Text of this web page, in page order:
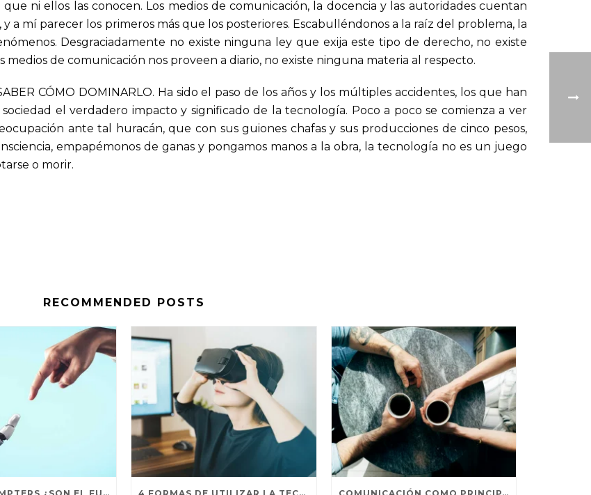
ni ellos las conocen. Los medios de comunicación, la docencia y las autoridades cuentan
a mí parecer los primeros más que los posteriores. Escabulléndonos a la raíz del problema, la
Desgraciadamente no existe ninguna ley que exija este tipo de derecho, no existe
de comunicación nos proveen a diario, no existe ninguna materia al respecto.
CÓMO DOMINARLO. Ha sido el paso de los años y los múltiples accidentes, los que han
el verdadero impacto y significado de la tecnología. Poco a poco se comienza a ver
ante tal huracán, que con sus guiones chafas y sus producciones de cinco pesos,
empapémonos de ganas y pongamos manos a la obra, la tecnología no es un juego
o morir.
RECOMMENDED POSTS